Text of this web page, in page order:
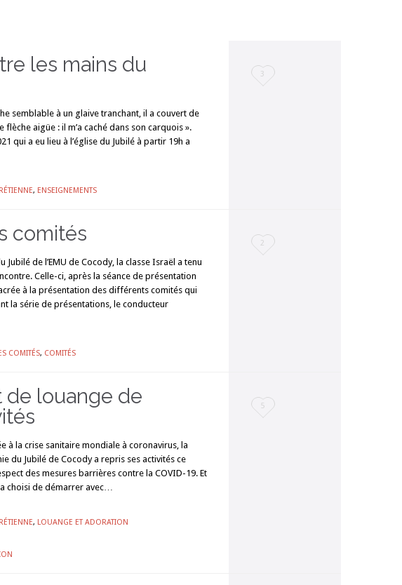
les mains du
semblable à un glaive tranchant, il a couvert de
aigüe : il m’a caché dans son carquois ».
qui a eu lieu à l’église du Jubilé à partir 19h a
, ENSEIGNEMENTS
Love
3
comités
de l’EMU de Cocody, la classe Israël a tenu
Celle-ci, après la séance de présentation
à la présentation des différents comités qui
la série de présentations, le conducteur
COMITÉS, COMITÉS
Love
2
de louange de
à la crise sanitaire mondiale à coronavirus, la
du Jubilé de Cocody a repris ses activités ce
des mesures barrières contre la COVID-19. Et
choisi de démarrer avec…
, LOUANGE ET ADORATION
Love
5